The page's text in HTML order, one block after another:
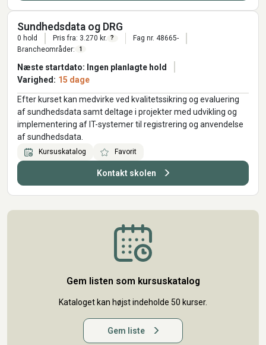
Sundhedsdata og DRG
0 hold Pris fra: 3.270 kr. ?
Fag nr. 48665-
Brancheområder:
1
Næste startdato: Ingen planlagte hold
Varighed: 15 dage
Efter kurset kan medvirke ved kvalitetssikring og evaluering
af sundhedsdata samt deltage i projekter med udvikling og
implementering af IT-systemer til registrering og anvendelse
af sundhedsdata.
Kursuskatalog Favorit
Kontakt skolen
Gem listen som kursuskatalog
Kataloget kan højst indeholde 50 kurser.
Gem liste